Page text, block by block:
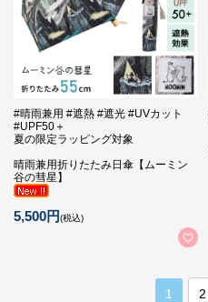
#晴雨兼用 #遮熱 #遮光 #UVカット
#UPF50＋
夏の限定ラッピング対象
晴雨兼用折りたたみ日傘【ムーミン
谷の彗星】
5,500円(税込)
1 2